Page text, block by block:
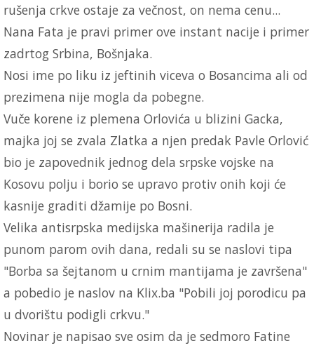
rušenja crkve ostaje za večnost, on nema cenu...
Nana Fata je pravi primer ove instant nacije i primer
zadrtog Srbina, Bošnjaka.
Nosi ime po liku iz jeftinih viceva o Bosancima ali od
prezimena nije mogla da pobegne.
Vuče korene iz plemena Orlovića u blizini Gacka,
majka joj se zvala Zlatka a njen predak Pavle Orlović
bio je zapovednik jednog dela srpske vojske na
Kosovu polju i borio se upravo protiv onih koji će
kasnije graditi džamije po Bosni.
Velika antisrpska medijska mašinerija radila je
punom parom ovih dana, redali su se naslovi tipa
"Borba sa šejtanom u crnim mantijama je završena"
a pobedio je naslov na Klix.ba "Pobili joj porodicu pa
u dvorištu podigli crkvu."
Novinar je napisao sve osim da je sedmoro Fatine